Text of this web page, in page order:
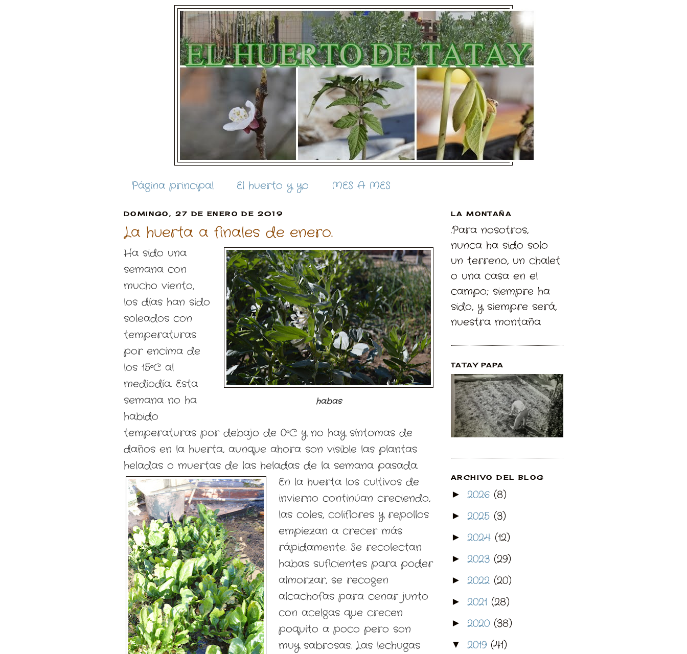
Página principal El huerto y yo MES A MES
DOMINGO, 27 DE ENERO DE 2019
La huerta a finales de enero.
habas
Ha sido una
semana con
mucho viento,
los días han sido
soleados con
temperaturas
por encima de
los 15ºC al
mediodía. Esta
semana no ha
habido
temperaturas por debajo de 0ºC y no hay síntomas de
daños en la huerta, aunque ahora son visible las plantas
heladas o muertas de las heladas de la semana pasada.
En la huerta los cultivos de
invierno continúan creciendo,
las coles, coliflores y repollos
empiezan a crecer más
rápidamente. Se recolectan
habas suficientes para poder
almorzar, se recogen
alcachofas para cenar junto
con acelgas que crecen
poquito a poco pero son
muy sabrosas. Las lechugas
LA MONTAÑA
.Para nosotros,
nunca ha sido solo
un terreno, un chalet
o una casa en el
campo; siempre ha
sido, y siempre será,
nuestra montaña
TATAY PAPA
ARCHIVO DEL BLOG
► 2026 (8)
► 2025 (3)
► 2024 (12)
► 2023 (29)
► 2022 (20)
► 2021 (28)
► 2020 (38)
▼ 2019 (41)